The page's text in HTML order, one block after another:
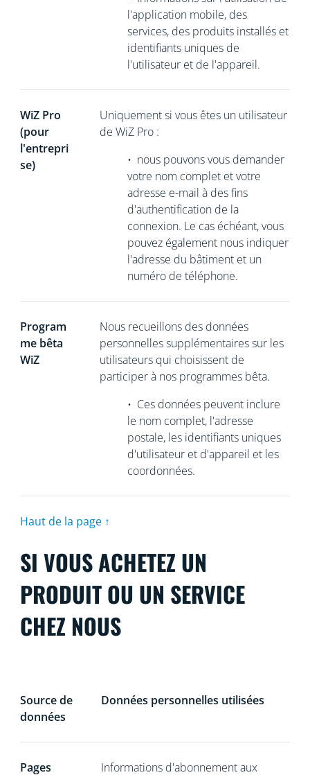
l'application mobile, des
services, des produits installés et
identifiants uniques de
l'utilisateur et de l'appareil.
WiZ Pro
(pour
l'entrepri
se)
Uniquement si vous êtes un utilisateur
de WiZ Pro :
• nous pouvons vous demander
votre nom complet et votre
adresse e-mail à des fins
d'authentification de la
connexion. Le cas échéant, vous
pouvez également nous indiquer
l'adresse du bâtiment et un
numéro de téléphone.
Program
me bêta
WiZ
Nous recueillons des données
personnelles supplémentaires sur les
utilisateurs qui choisissent de
participer à nos programmes bêta.
• Ces données peuvent inclure
le nom complet, l'adresse
postale, les identifiants uniques
d'utilisateur et d'appareil et les
coordonnées.
Haut de la page ↑
SI VOUS ACHETEZ UN
PRODUIT OU UN SERVICE
CHEZ NOUS
Source de
données
Données personnelles utilisées
Pages Informations d'abonnement aux